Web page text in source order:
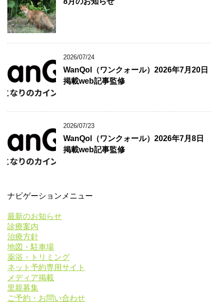
2026/07/24
WanQol（ワンクォール）2026年7月20日
掲載web記事監修
2026/07/23
WanQol（ワンクォール）2026年7月8日
掲載web記事監修
ナビゲーションメニュー
最新のお知らせ
診療案内
治療方針
地図・駐車場
薬浴・トリミング
ネット予約専用サイト
メディア掲載
里親募集
ご予約・お問い合わせ